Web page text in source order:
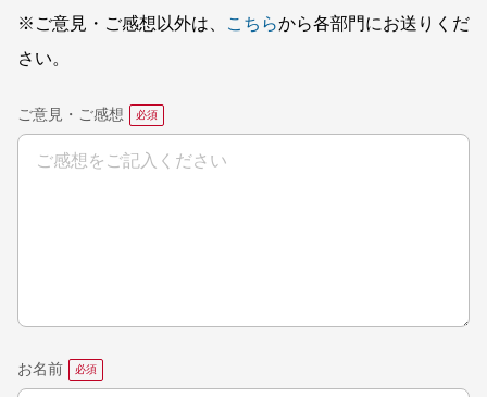
※ご意見・ご感想以外は、
こちらから各部門にお送りくだ
さい。
ご意見・ご感想
お名前